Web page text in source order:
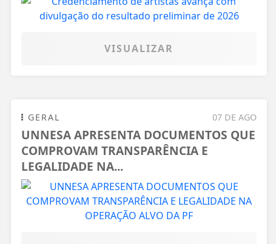
VISUALIZAR
07 DE AGO
GERAL
UNNESA APRESENTA DOCUMENTOS QUE
COMPROVAM TRANSPARÊNCIA E
LEGALIDADE NA...